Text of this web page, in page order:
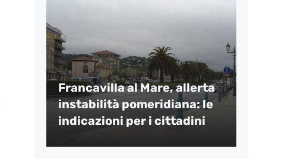
Francavilla al Mare, allerta
instabilità pomeridiana: le
indicazioni per i cittadini